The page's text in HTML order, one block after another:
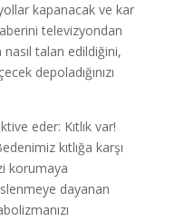
kapanacak ve kar
televizyondan
talan edildiğini,
depoladığınızı
eder: Kıtlık var!
kıtlığa karşı
korumaya
dayanan